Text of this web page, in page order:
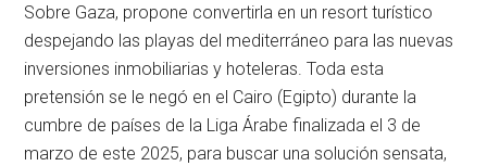
Sobre Gaza, propone convertirla en un resort turístico
despejando las playas del mediterráneo para las nuevas
inversiones inmobiliarias y hoteleras. Toda esta
pretensión se le negó en el Cairo (Egipto) durante la
cumbre de países de la Liga Árabe finalizada el 3 de
marzo de este 2025, para buscar una solución sensata,